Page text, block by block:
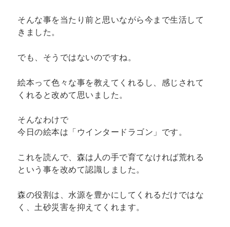
そんな事を当たり前と思いながら今まで生活して
きました。
でも、そうではないのですね。
絵本って色々な事を教えてくれるし、感じされて
くれると改めて思いました。
そんなわけで
今日の絵本は「ウインタードラゴン」です。
これを読んで、森は人の手で育てなければ荒れる
という事を改めて認識しました。
森の役割は、水源を豊かにしてくれるだけではな
く、土砂災害を抑えてくれます。